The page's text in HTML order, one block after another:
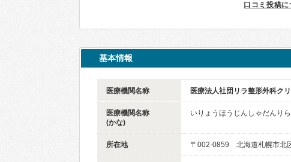
口コミ投稿
基本情報
医療機関名称 医療法人社団リラ整形外科ク
医療機関名称
(かな)
いりょうほうじんしゃだんり
所在地 〒002-0859 北海道札幌市北